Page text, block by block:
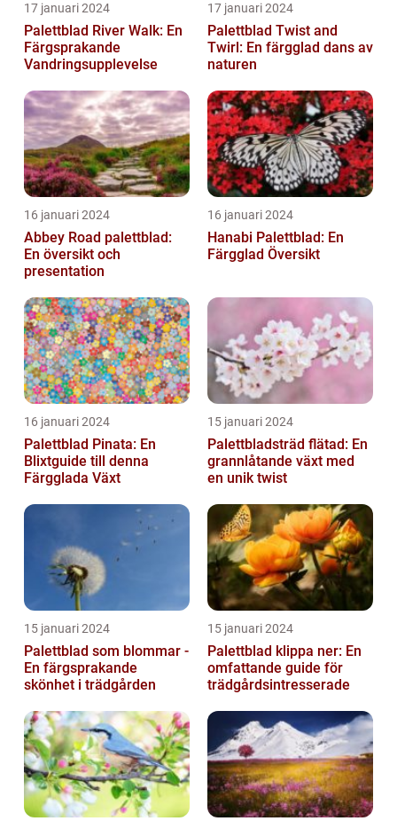
17 januari 2024
Palettblad River Walk: En
Färgsprakande
Vandringsupplevelse
17 januari 2024
Palettblad Twist and
Twirl: En färgglad dans av
naturen
16 januari 2024
Abbey Road palettblad:
En översikt och
presentation
16 januari 2024
Hanabi Palettblad: En
Färgglad Översikt
16 januari 2024
Palettblad Pinata: En
Blixtguide till denna
Färgglada Växt
15 januari 2024
Palettbladsträd flätad: En
grannlåtande växt med
en unik twist
15 januari 2024
Palettblad som blommar -
En färgsprakande
skönhet i trädgården
15 januari 2024
Palettblad klippa ner: En
omfattande guide för
trädgårdsintresserade